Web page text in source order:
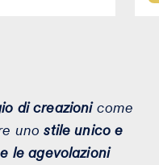
di creazionicome
unostile unico e
le agevolazioni